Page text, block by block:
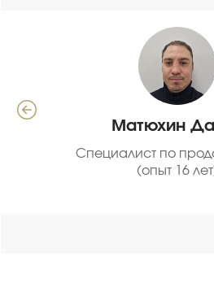
Матюхин
Специалист по
(опыт 16